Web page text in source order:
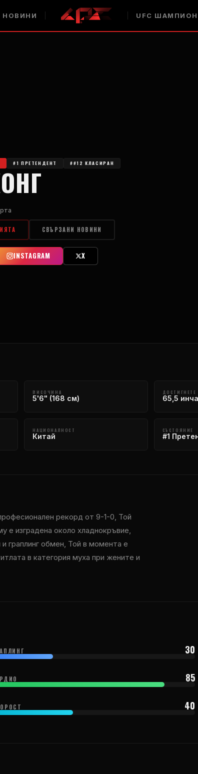
НОВИНИ UFC
#1 ПРЕТЕНДЕНТ ##12 КЛАСИРАН
СВЪРЗАНИ НОВИНИ
INSTAGRAM X
ВИСОЧИНА
5'6" (168 см)
ДОСТИГНЕТЕ
65,5
НАЦИОНАЛНОСТ
Китай
СЪСТОЯНИЕ
#1
рекорд от 9-1-0, Той
е изградена около хладнокръвие,
граплинг обмен, Той в момента е
в категория муха при жените и
30
85
40